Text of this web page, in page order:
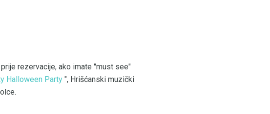
rezervacije, ako imate "must see"
Halloween Party ", Hrišćanski muzički